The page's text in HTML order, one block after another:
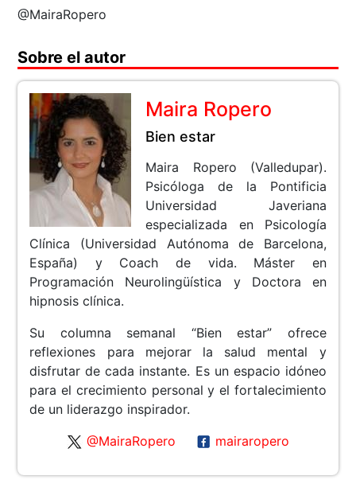
@MairaRopero
Sobre el autor
Maira Ropero
Bien estar
Maira Ropero (Valledupar).
Psicóloga de la Pontificia
Universidad Javeriana
especializada en Psicología
Clínica (Universidad Autónoma de Barcelona,
España) y Coach de vida. Máster en
Programación Neurolingüística y Doctora en
hipnosis clínica.
Su columna semanal “Bien estar” ofrece
reflexiones para mejorar la salud mental y
disfrutar de cada instante. Es un espacio idóneo
para el crecimiento personal y el fortalecimiento
de un liderazgo inspirador.
@MairaRopero
mairaropero